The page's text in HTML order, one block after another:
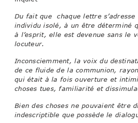
Du fait que chaque lettre s’adresse
individu isolé, à un être déterminé
à l’esprit, elle est devenue sans le
locuteur.
Inconsciemment, la voix du
de ce fluide de la communion,
qui était à la fois ouverture et
choses tues, familiarité et
Bien des choses ne pouvaient être
indescriptible que possède le